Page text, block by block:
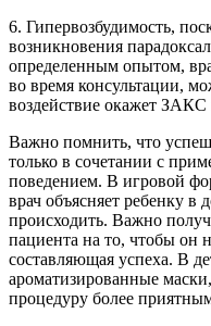
6. Гипервозбудимость,
возникновения
определенным опытом,
во время консультации,
воздействие окажет ЗАКС
Важно помнить, что
только в сочетании с
поведением. В игровой
врач объясняет ребенку в
происходить. Важно
пациента на то, чтобы он
составляющая успеха. В
ароматизированные
процедуру более